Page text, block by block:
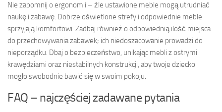
Nie zapomnij o ergonomii – źle ustawione meble mogą utrudniać
naukę i zabawę. Dobrze oświetlone strefy i odpowiednie meble
sprzyjają komfortowi. Zadbaj również o odpowiednią ilość miejsca
do przechowywania zabawek; ich niedoszacowanie prowadzi do
nieporządku. Dbaj o bezpieczeństwo, unikając mebli z ostrymi
krawędziami oraz niestabilnych konstrukcji, aby twoje dziecko
mogło swobodnie bawić się w swoim pokoju.
FAQ – najczęściej zadawane pytania